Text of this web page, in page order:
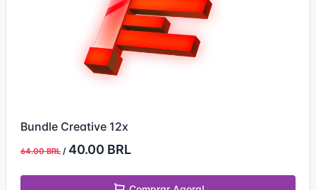
Bundle Creative 12x
64.00 BRL / 40.00 BRL